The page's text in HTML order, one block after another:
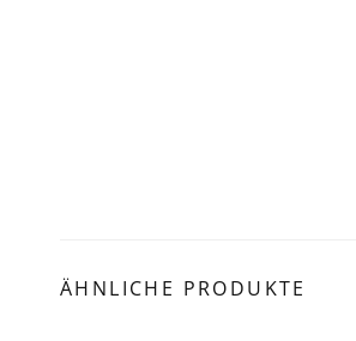
ÄHNLICHE PRODUKTE